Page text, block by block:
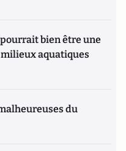
pourrait bien être une
aquatiques
du